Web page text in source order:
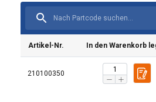
Artikel-Nr. In den Warenkorb
210100350